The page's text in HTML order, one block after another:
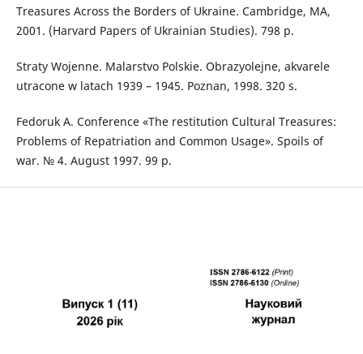
Treasures Across the Borders of Ukraine. Cambridge, MA,
2001. (Harvard Papers of Ukrainian Studies). 798 p.
Straty Wojenne. Malarstvo Polskie. Obrazyolejne, akvarele
utracone w latach 1939 – 1945. Poznan, 1998. 320 s.
Fedoruk A. Conference «The restitution Cultural Treasures:
Problems of Repatriation and Common Usage». Spoils of
war. № 4. August 1997. 99 p.